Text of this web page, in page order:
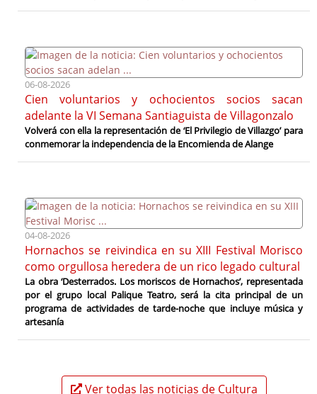
06-08-2026
Cien voluntarios y ochocientos socios sacan
adelante la VI Semana Santiaguista de Villagonzalo
Volverá con ella la representación de ‘El Privilegio de Villazgo’ para
conmemorar la independencia de la Encomienda de Alange
04-08-2026
Hornachos se reivindica en su XIII Festival Morisco
como orgullosa heredera de un rico legado cultural
La obra ‘Desterrados. Los moriscos de Hornachos’, representada
por el grupo local Palique Teatro, será la cita principal de un
programa de actividades de tarde-noche que incluye música y
artesanía
Ver todas las noticias de Cultura